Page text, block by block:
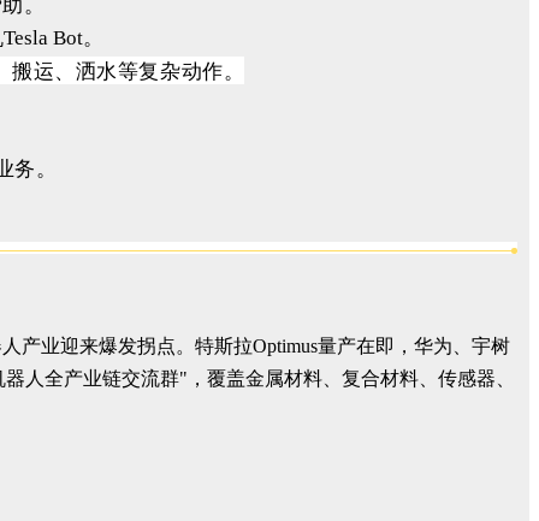
。
Bot。
运、洒水等复杂动作。
务。
产业迎来爆发拐点。特斯拉Optimus量产在即，华为、宇树
人全产业链交流群"，覆盖金属材料、复合材料、传感器、